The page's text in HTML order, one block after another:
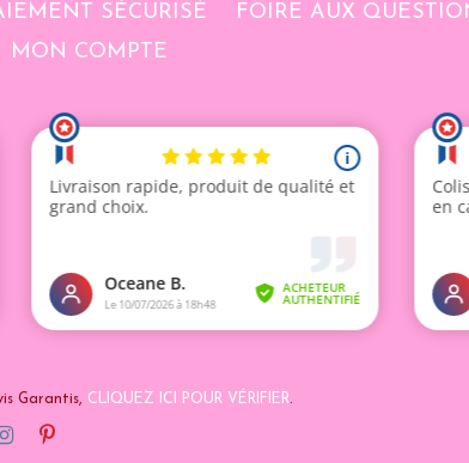
SÉCURISÉ FOIRE AUX
MON COMPTE
Garantis, CLIQUEZ ICI POUR VÉRIFIER.